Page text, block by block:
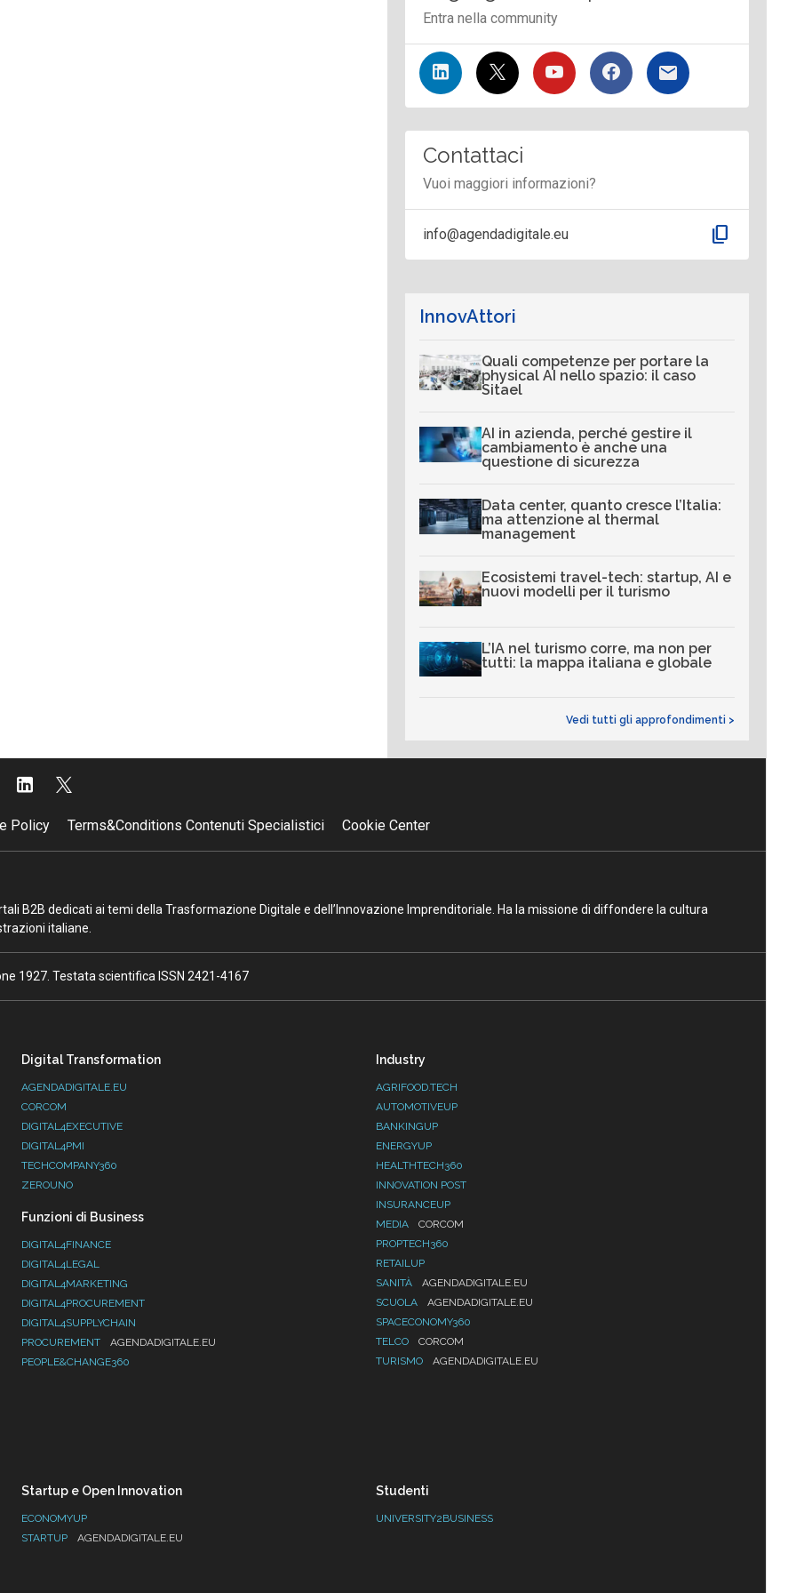
Entra nella community
Contattaci
Vuoi maggiori informazioni?
info@agendadigitale.eu content_copy
InnovAttori
Quali competenze per portare la
physical AI nello spazio: il caso
Sitael
AI in azienda, perché gestire il
cambiamento è anche una
questione di sicurezza
Data center, quanto cresce l’Italia:
ma attenzione al thermal
management
Ecosistemi travel-tech: startup, AI e
nuovi modelli per il turismo
L’IA nel turismo corre, ma non per
tutti: la mappa italiana e globale
Vedi tutti gli approfondimenti >
Policy Terms&Conditions Contenuti Specialistici Cookie Center
B2B dedicati ai temi della Trasformazione Digitale e dell’Innovazione Imprenditoriale. Ha la missione di diffondere la cultura
italiane.
1927. Testata scientifica ISSN 2421-4167
Digital Transformation
AGENDADIGITALE.EU
CORCOM
DIGITAL4EXECUTIVE
DIGITAL4PMI
TECHCOMPANY360
ZEROUNO
Funzioni di Business
DIGITAL4FINANCE
DIGITAL4LEGAL
DIGITAL4MARKETING
DIGITAL4PROCUREMENT
DIGITAL4SUPPLYCHAIN
PROCUREMENT
AGENDADIGITALE.EU
PEOPLE&CHANGE360
Industry
AGRIFOOD.TECH
AUTOMOTIVEUP
BANKINGUP
ENERGYUP
HEALTHTECH360
INNOVATION POST
INSURANCEUP
MEDIA
CORCOM
PROPTECH360
RETAILUP
SANITÀ
AGENDADIGITALE.EU
SCUOLA
AGENDADIGITALE.EU
SPACECONOMY360
TELCO
CORCOM
TURISMO
AGENDADIGITALE.EU
Startup e Open Innovation
ECONOMYUP
STARTUP
AGENDADIGITALE.EU
Studenti
UNIVERSITY2BUSINESS